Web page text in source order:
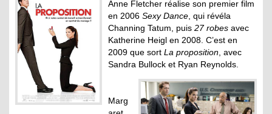
Anne Fletcher réalise son premier film
en 2006 Sexy Dance , qui révéla
Channing Tatum, puis 27 robes avec
Katherine Heigl en 2008. C’est en
2009 que sort La proposition , avec
Sandra Bullock et Ryan Reynolds.
Marg